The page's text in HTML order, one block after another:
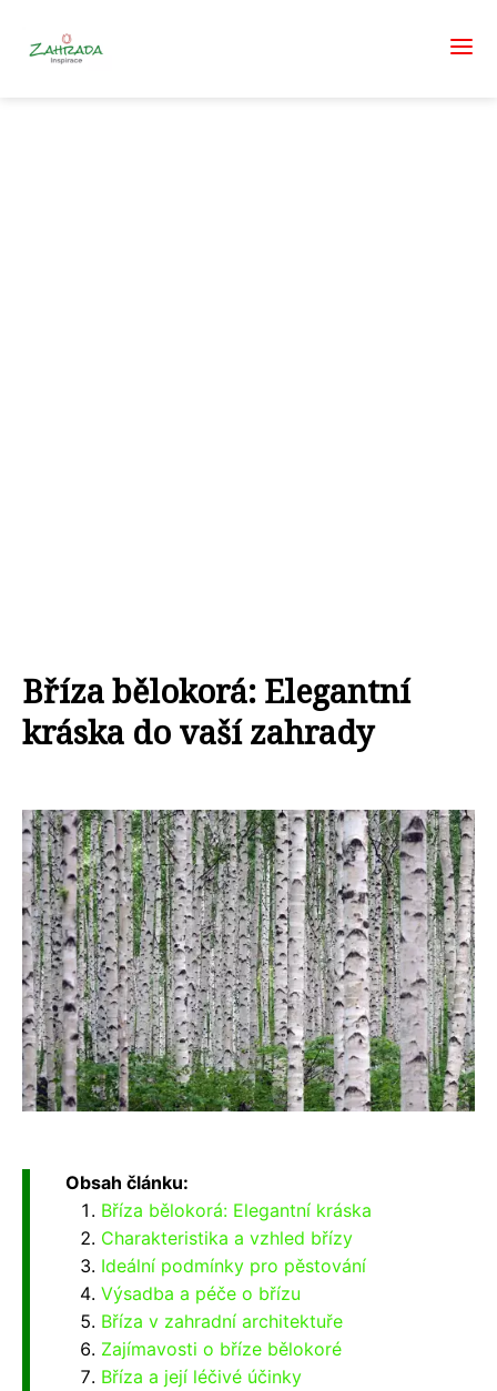
Bříza bělokorá: Elegantní
kráska do vaší zahrady
Obsah článku:
Bříza bělokorá: Elegantní kráska
Charakteristika a vzhled břízy
Ideální podmínky pro pěstování
Výsadba a péče o břízu
Bříza v zahradní architektuře
Zajímavosti o bříze bělokoré
Bříza a její léčivé účinky